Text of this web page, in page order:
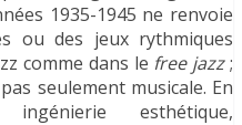
1935-1945 ne renvoie
ou des jeux rythmiques
comme dans le free jazz;
seulement musicale. En
esthétique,